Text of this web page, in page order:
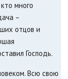
много
–
отцов и
Господь.
Всю свою